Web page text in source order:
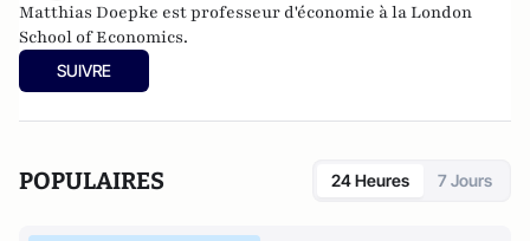
Matthias Doepke est professeur d'économie à la London
School of Economics.
SUIVRE
POPULAIRES 24 Heures 7 Jours